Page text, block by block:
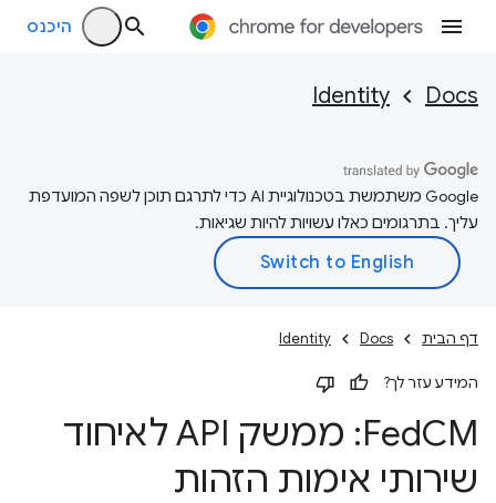
היכנס
Docs
Identity
‫Google משתמשת בטכנולוגיית AI כדי לתרגם תוכן לשפה המועדפת
עליך. בתרגומים כאלו עשויות להיות שגיאות.
דף הבית Docs
Identity
המידע עזר לך?
Fed
CM: ממשק API לאיחוד
שירותי אימות הזהות